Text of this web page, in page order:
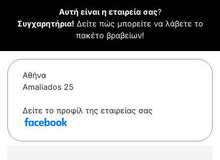
Αυτή είναι η εταιρεία σας?
Συγχαρητήρια! Δείτε πώς μπορείτε να λάβετε το
πακέτο βραβείων!
Αθήνα
Amaliados 25
Δείτε το προφίλ της εταιρείας σας